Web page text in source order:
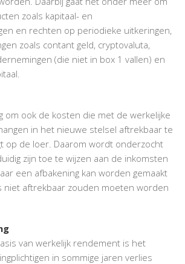
zoals kapitaal- en
en rechten op periodieke uitkeringen,
zoals contant geld, cryptovaluta,
(die niet in box 1 vallen) en
om ook de kosten die met de werkelijke
in het nieuwe stelsel aftrekbaar te
op de loer. Daarom wordt onderzocht
zijn toe te wijzen aan de inkomsten
een afbakening kan worden gemaakt
niet aftrekbaar zouden moeten worden
van werkelijk rendement is het
in sommige jaren verlies